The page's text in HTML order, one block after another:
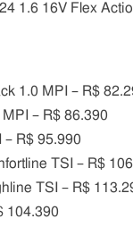
1.6 16V Flex
1.0 MPI – R$
– R$ 86.390
– R$ 95.990
TSI – R$
TSI – R$
104.390